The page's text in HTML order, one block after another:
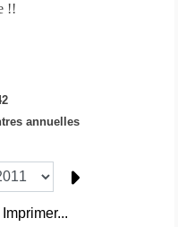
!!
annuelles